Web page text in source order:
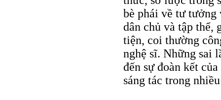
bè phái về tư
dân chủ và tập thể,
tiện, coi thường
nghệ sĩ. Những sai
đến sự đoàn kết
sáng tác trong